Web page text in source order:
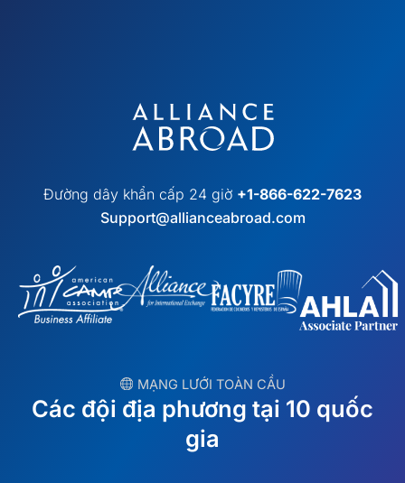
Đường dây khẩn cấp 24 giờ +1-866-622-7623
Support@allianceabroad.com
︎ MẠNG LƯỚI TOÀN CẦU
Các đội địa phương tại 10 quốc
gia